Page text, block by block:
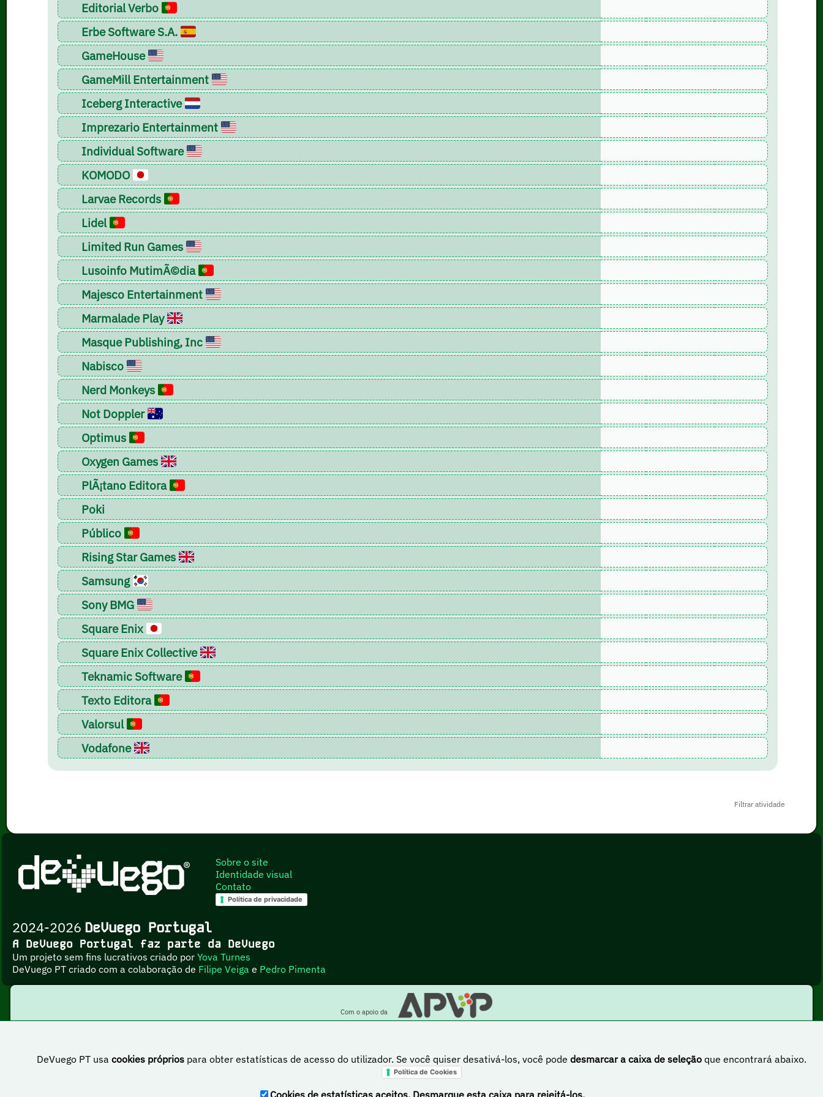
Editorial Verbo
Erbe Software S.A.
GameHouse
GameMill Entertainment
Iceberg Interactive
Imprezario Entertainment
Individual Software
KOMODO
Larvae Records
Lidel
Limited Run Games
Lusoinfo MutimÃ©dia
Majesco Entertainment
Marmalade Play
Masque Publishing, Inc
Nabisco
Nerd Monkeys
Not Doppler
Optimus
Oxygen Games
PlÃ¡tano Editora
Poki
Público
Rising Star Games
Samsung
Sony BMG
Square Enix
Square Enix Collective
Teknamic Software
Texto Editora
Valorsul
Vodafone
Filtrar atividade
DeVuego PT usa cookies própriospara obter estatísticas de acesso do utilizador. Se você quiser desativá-los, você pode desmarcar a caixa de seleçãoque encontrará abaixo.
Política de Cookies
Sobre o site
Identidade visual
Contato
Política de privacidade
2024-2026 DeVuego Portugal
A DeVuego Portugal faz parte da DeVuego
Um projeto sem fins lucrativos criado porYova Turnes
DeVuego PT criado com a colaboração de Filipe Veiga e Pedro Pimenta
Com o apoio da
Esta obra está sob uma licença Creative Commons Atribuição-NãoComercial-PartilhaIgual 4.0 Internacional